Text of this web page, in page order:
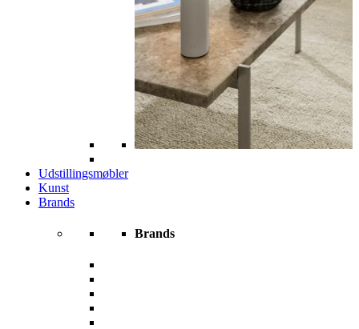
Udstillingsmøbler
Kunst
Brands
Brands